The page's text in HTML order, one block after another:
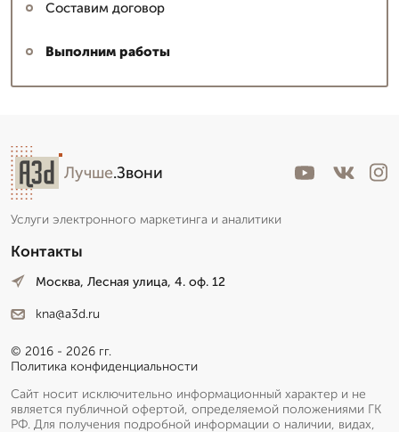
Составим договор
Выполним работы
Лучше.Звони
Услуги электронного маркетинга и аналитики
Контакты
Москва, Лесная улица, 4. оф. 12
kna@a3d.ru
© 2016 - 2026 гг.
Политика конфиденциальности
Сайт носит исключительно информационный характер и не
является публичной офертой, определяемой положениями ГК
РФ. Для получения подробной информации о наличии, видах,